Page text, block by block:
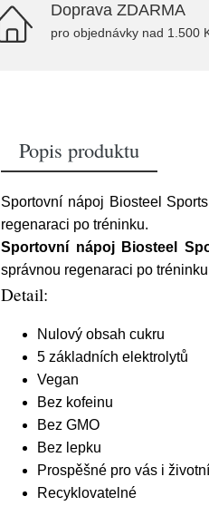
Doprava ZDARMA
pro objednávky nad 1.500
Popis produktu
Sportovní nápoj Biosteel
regenaraci po tréninku.
Sportovní nápoj Biosteel
správnou regenaraci po
Detail:
Nulový obsah cukru
5 základních elektrolytů
Vegan
Bez kofeinu
Bez GMO
Bez lepku
Prospěšné pro vás i
Recyklovatelné